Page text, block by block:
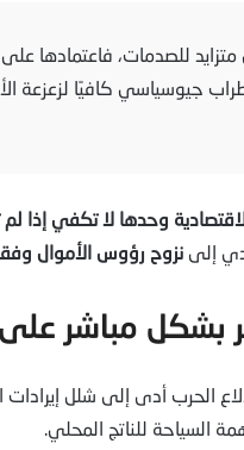
للصدمات، فاعتمادها على
جيوسياسي كافيًا لزعزعة
وحدها لا تكفي إذا
إلى نزوح رؤوس الأموال
الحرب أدى إلى شلل إيرادات
للناتج المحلي.